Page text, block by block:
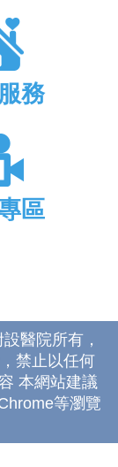
務
區
醫院所有，
禁止以任何
本網站建議
等瀏覽